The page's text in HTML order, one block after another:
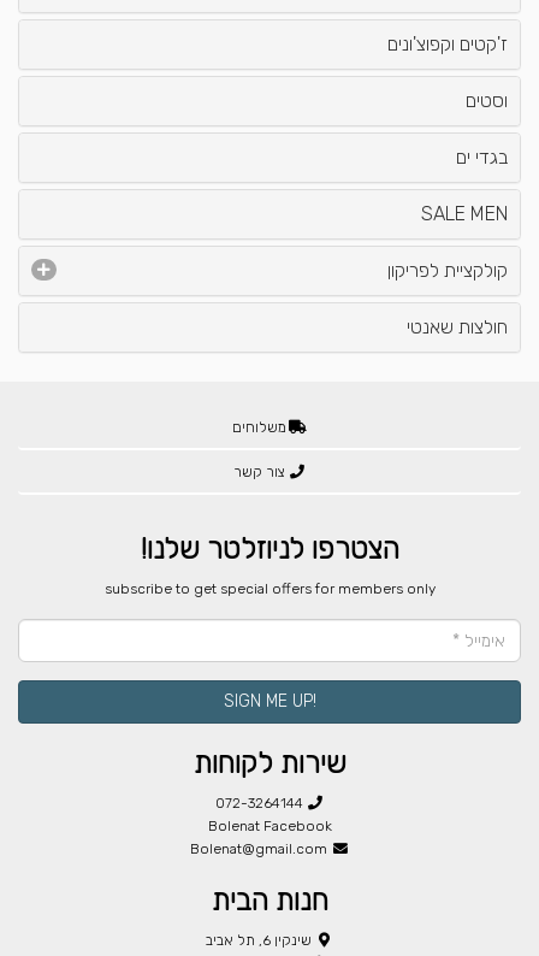
ז'קטים וקפוצ'ונים
וסטים
בגדי ים
SALE MEN
קולקציית לפריקון
חולצות שאנטי
משלוחים
צור קשר
הצטרפו לניוזלטר שלנו!
​subscribe to get special offers for members only
!SIGN ME UP
שירות לקוחות
072-3264144
Bolenat Facebook
Bolenat@gmail.com
חנות הבית
שינקין 6, תל אביב